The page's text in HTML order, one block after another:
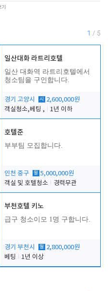
1 / 5
일산대화 라트리호텔
일산 대화역 라트리호텔에서
청소팀을 구인합니다.
경기 고양시 시
2,600,000원
객실청소,베팅 ,
1년 이하
호텔준
부부팀 모집합니다.
인천 중구 월 5,000,000원
객실 및 호텔청소
경력무관
부천호텔 키노
급구 청소이모 1명 구합니다.
경기 부천시 월 2,800,000원
베팅
1년 이상